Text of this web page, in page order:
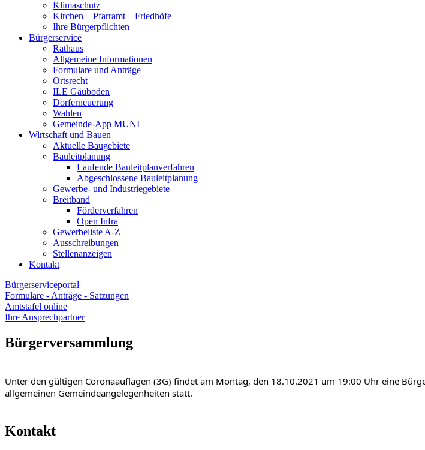
Klimaschutz
Kirchen – Pfarramt – Friedhöfe
Ihre Bürgerpflichten
Bürgerservice
Rathaus
Allgemeine Informationen
Formulare und Anträge
Ortsrecht
ILE Gäuboden
Dorferneuerung
Wahlen
Gemeinde-App MUNI
Wirtschaft und Bauen
Aktuelle Baugebiete
Bauleitplanung
Laufende Bauleitplanverfahren
Abgeschlossene Bauleitplanung
Gewerbe- und Industriegebiete
Breitband
Förderverfahren
Open Infra
Gewerbeliste A-Z
Ausschreibungen
Stellenanzeigen
Kontakt
Bürgerserviceportal
Formulare - Anträge - Satzungen
Amtstafel online
Ihre Ansprechpartner
Bürgerversammlung
Unter den gültigen Coronaauflagen (3G) findet am Montag, den 18.10.2021 um 19:00 Uhr eine
allgemeinen Gemeindeangelegenheiten statt.
Kontakt